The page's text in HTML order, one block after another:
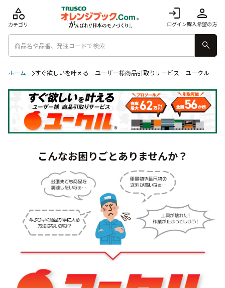
login
ログイン
person
購入希望の方
category
カテゴリ
search
ホーム すぐ欲しいを叶える ユーザー様商品引取りサービス ユークル
こんなお困りごとありませんか？